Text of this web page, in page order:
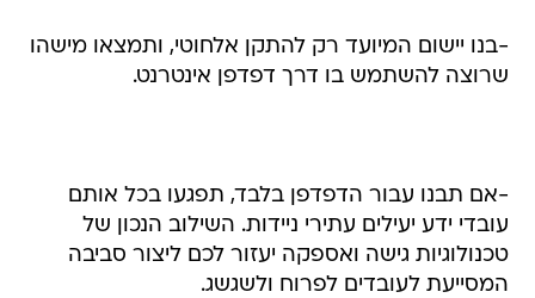
-בנו יישום המיועד רק להתקן אלחוטי, ותמצאו מישהו
שרוצה להשתמש בו דרך דפדפן אינטרנט.
-אם תבנו עבור הדפדפן בלבד, תפגעו בכל אותם
עובדי ידע יעילים עתירי ניידות. השילוב הנכון של
טכנולוגיות גישה ואספקה יעזור לכם ליצור סביבה
המסייעת לעובדים לפרוח ולשגשג.